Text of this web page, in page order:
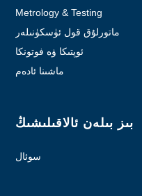
Metrology & Testing
ماتورلۇق قول ئۈسكۈنىلەر
ئوپتىكا ۋە فوتونكا
ماشىنا ئادەم
بىز بىلەن ئالاقىلىشىڭ
سوئال